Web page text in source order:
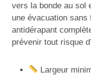
vers la bonde au sol
une évacuation
antidérapant
prévenir tout risque
Largeur